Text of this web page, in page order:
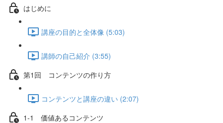
はじめに
講座の目的と全体像 (5:03)
講師の自己紹介 (3:55)
第1回 コンテンツの作り方
コンテンツと講座の違い (2:07)
1-1 価値あるコンテンツ